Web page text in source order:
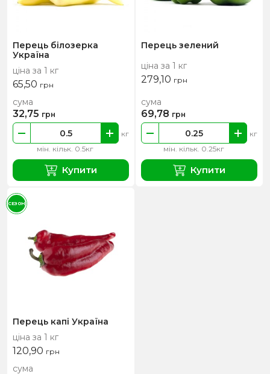
Перець білозерка
Україна
ціна за 1 кг
65,50 грн
мін. кільк. 0.5кг
кг
сума
32,75 грн
Купити
Перець зелений
ціна за 1 кг
279,10 грн
мін. кільк. 0.25кг
кг
сума
69,78 грн
Купити
Перець капі Україна
ціна за 1 кг
120,90 грн
сума
СЕЗОН